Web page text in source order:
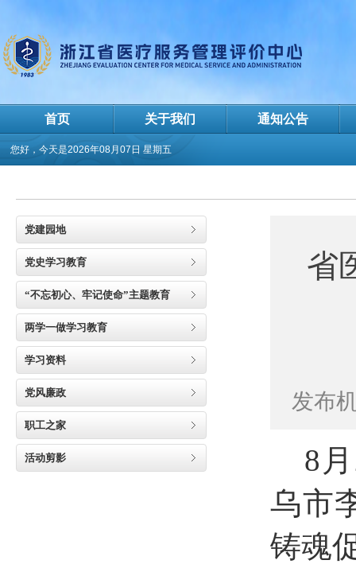
首页 关于我们 通知公告
您好，今天是2026年08月07日 星期五
党建园地
党史学习教育
“不忘初心、牢记使命”主题教育
两学一做学习教育
学习资料
党风廉政
职工之家
活动剪影
省
发布
8 月
乌市
铸魂